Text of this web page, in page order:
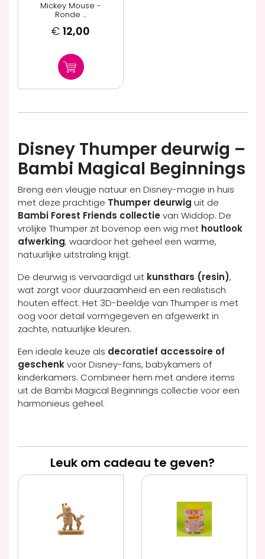
Mickey Mouse -
Ronde ...
€ 12,00
Disney Thumper deurwig –
Bambi Magical Beginnings
Breng een vleugje natuur en Disney-magie in huis
met deze prachtige Thumper deurwig uit de
Bambi Forest Friends collectievan Widdop. De
vrolijke Thumper zit bovenop een wig met houtlook
afwerking, waardoor het geheel een warme,
natuurlijke uitstraling krijgt.
De deurwig is vervaardigd uit kunsthars (resin),
wat zorgt voor duurzaamheid en een realistisch
houten effect. Het 3D-beeldje van Thumper is met
oog voor detail vormgegeven en afgewerkt in
zachte, natuurlijke kleuren.
Een ideale keuze als decoratief accessoire of
geschenkvoor Disney-fans, babykamers of
kinderkamers. Combineer hem met andere items
uit de Bambi Magical Beginnings collectie voor een
harmonieus geheel.
Leuk om cadeau te geven?